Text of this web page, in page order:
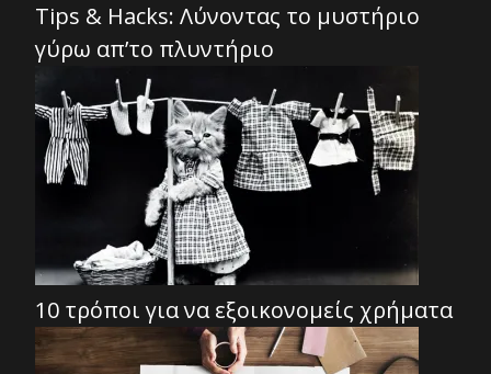
Tips & Hacks: Λύνοντας το μυστήριο
γύρω απ’το πλυντήριο
10 τρόποι για να εξοικονομείς χρήματα